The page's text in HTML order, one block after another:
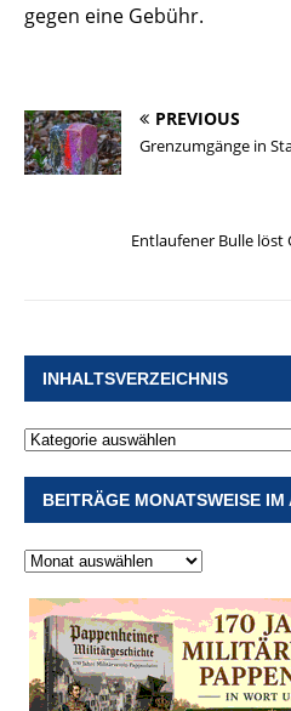
gegen eine Gebühr.
PREVIOUS
Grenzumgänge in
Entlaufener Bulle löst
INHALTSVERZEICHNIS
BEITRÄGE MONATSWEISE IM